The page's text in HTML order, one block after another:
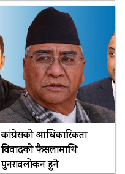
कांग्रेसको आधिकारिकता
विवादको फैसलामाथि
पुनरावलोकन हुने